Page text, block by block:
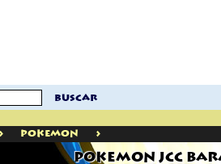
buscar
> Pokemon >
POKEMON JCC